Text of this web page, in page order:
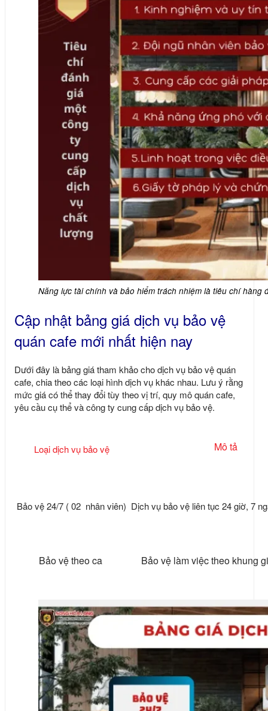
Năng lực tài chính và bảo hiểm trách nhiệm là tiêu chí
Cập nhật bảng giá dịch vụ bảo vệ
quán cafe mới nhất hiện nay
Dưới đây là bảng giá tham khảo chodịch vụ bảo vệ quán
cafe, chia theo các loại hình dịch vụ khác nhau. Lưu ý rằng
mức giá có thể thay đổi tùy theo vị trí, quy mô quán cafe,
yêu cầu cụ thể và công ty cung cấp dịch vụ bảo vệ.
Loại dịch vụ bảo vệ Mô tả
Bảo vệ 24/7 ( 02 nhân viên) Dịch vụ bảo vệ liên tục 24 giờ, 7
Bảo vệ theo ca Bảo vệ làm việc theo khung